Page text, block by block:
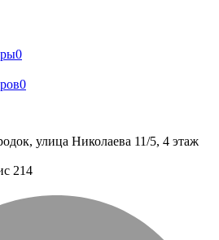
0
0
улица Николаева 11/5, 4 этаж
214